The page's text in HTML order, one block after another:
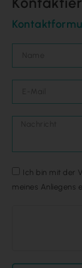
Ich bin mit der
meines Anliegens